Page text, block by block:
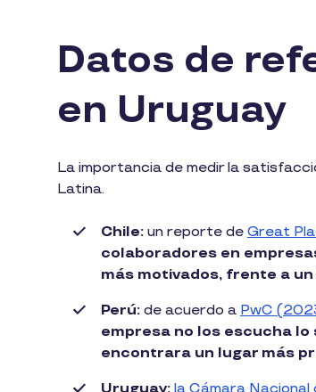
Datos de
en Uruguay
La importancia de medir la
Latina.
Chile: un reporte de Great
colaboradores en
más motivados, frente a
Perú: de acuerdo a PwC
empresa no los escucha lo
encontrara un lugar más